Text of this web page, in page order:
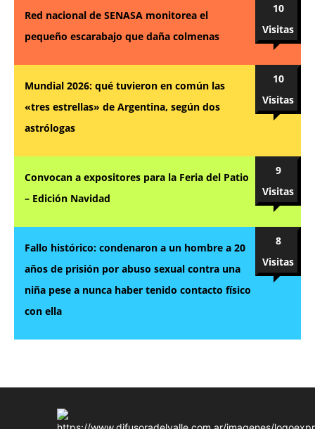
Red nacional de SENASA monitorea el
pequeño escarabajo que daña colmenas
10
Visitas
Mundial 2026: qué tuvieron en común las
«tres estrellas» de Argentina, según dos
astrólogas
10
Visitas
Convocan a expositores para la Feria del Patio
– Edición Navidad
9
Visitas
Fallo histórico: condenaron a un hombre a 20
años de prisión por abuso sexual contra una
niña pese a nunca haber tenido contacto físico
con ella
8
Visitas